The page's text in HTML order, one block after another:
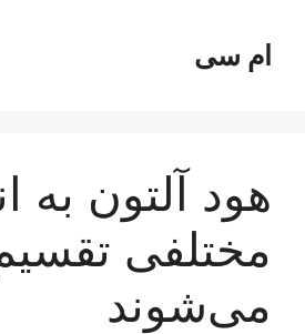
محتواام سی
هود آلتون به
مختلفی
می‌شوند